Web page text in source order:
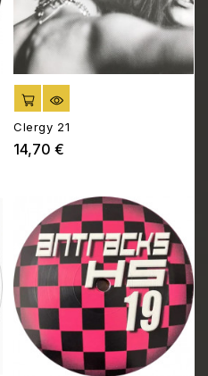
AJOUTER AU PANIER
Clergy 21
14,70 €